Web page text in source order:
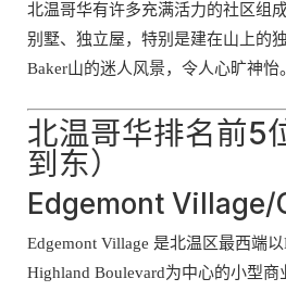
北温哥华有许多充满活力的社区组
别墅、独立屋，特别是建在山上的
Baker山的迷人风景，令人心旷神怡。
北温哥华排名前5
到东）
Edgemont Village/
Edgemont Village 是北温区最西端
Highland Boulevard为中心的小型商